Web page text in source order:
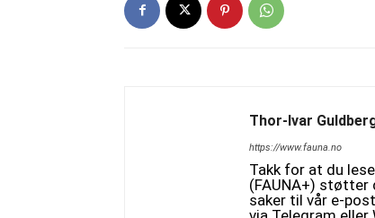
Thor-Ivar
https://www.fauna.no
Takk for at du
(FAUNA+) støtter
saker til vår e-